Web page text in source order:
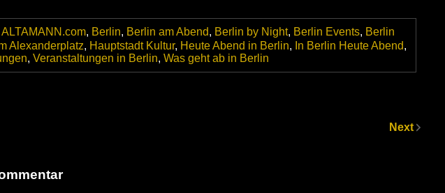
ALTAMANN.com, Berlin, Berlin am Abend, Berlin by Night, Berlin Events, Berlin
Alexanderplatz, Hauptstadt Kultur, Heute Abend in Berlin, In Berlin Heute Abend,
, Veranstaltungen in Berlin, Was geht ab in Berlin
Next